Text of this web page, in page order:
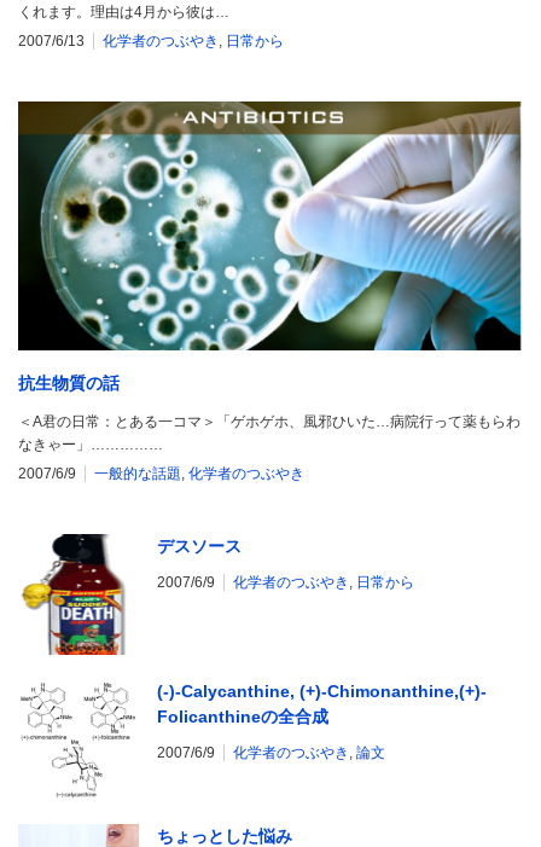
くれます。理由は4月から彼は…
2007/6/13
化学者のつぶやき , 日常から
抗生物質の話
＜A君の日常：とある一コマ＞「ゲホゲホ、風邪ひいた…病院行って薬もらわ
なきゃー」……………
2007/6/9
一般的な話題 化学者のつぶやき
デスソース
2007/6/9 化学者のつぶやき 日常から
(-)-Calycanthine, (+)-Chimonanthine,(+)-
Folicanthineの全合成
2007/6/9 化学者のつぶやき 論文
ちょっとした悩み